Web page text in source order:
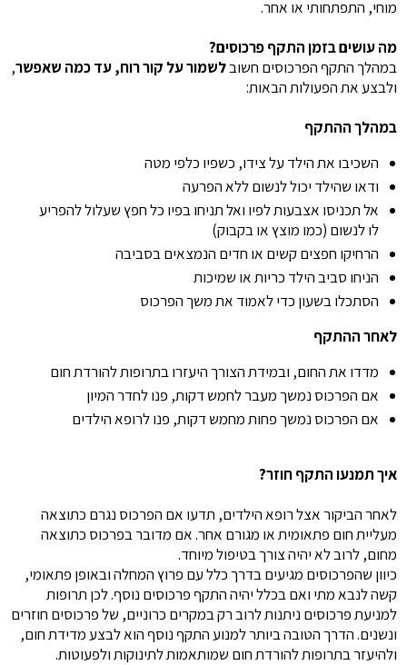
מוחי, התפתחותי או אחר.
מה עושים בזמן התקף פרכוסים?
במהלך התקף הפרכוסים חשובלשמור על קור רוח, עד כמה שאפשר,
ולבצע את הפעולות הבאות:
במהלך ההתקף
השכיבו את הילד על צידו, כשפיו כלפי מטה
ודאו שהילד יכול לנשום ללא הפרעה
אל תכניסו אצבעות לפיו ואל תניחו בפיו כל חפץ שעלול להפריע
לו לנשום (כמו מוצץ או בקבוק)
הרחיקו חפצים קשים או חדים הנמצאים בסביבה
הניחו סביב הילד כריות או שמיכות
הסתכלו בשעון כדי לאמוד את משך הפרכוס
לאחר ההתקף
מדדו את החום, ובמידת הצורך היעזרו בתרופות להורדת חום
אם הפרכוס נמשך מעבר לחמש דקות, פנו לחדר המיון
אם הפרכוס נמשך פחות מחמש דקות, פנו לרופא הילדים
איך תמנעו התקף חוזר?
לאחר הביקור אצל רופא הילדים, תדעו אם הפרכוס נגרם כתוצאה
מעליית חום פתאומית או מגורם אחר. אם מדובר בפרכוס כתוצאה
מחום, לרוב לא יהיה צורך בטיפול מיוחד.
כיוון שהפרכוסים מגיעים בדרך כלל עם פרוץ המחלה ובאופן פתאומי,
קשה לנבא מתי ואם בכלל יהיה התקף פרכוסים נוסף. לכן תרופות
למניעת פרכוסים ניתנות לרוב רק במקרים כרוניים, של פרכוסים חוזרים
ונשנים. הדרך הטובה ביותר למנוע התקף נוסף הוא לבצע מדידת חום,
ולהיעזר בתרופות להורדת חום שמותאמות לתינוקות ולפעוטות.